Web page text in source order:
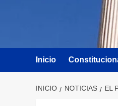
Inicio
INICIO NOTICIAS EL